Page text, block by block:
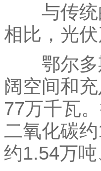
与传统的
相比，光
鄂尔多斯
阔空间和
77万千瓦
二氧化碳
约1.54万